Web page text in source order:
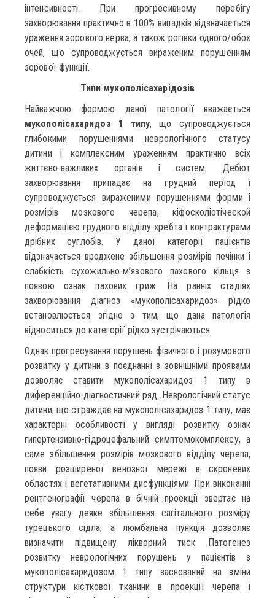
інтенсивності. При прогресивному перебігу
захворювання практично в 100% випадків відзначається
ураження зорового нерва, а також рогівки одного/обох
очей, що супроводжується вираженим порушенням
зорової функції.
Типи мукополісахарідозів
Найважчою формою даної патології вважається
мукополісахаридоз 1 типу, що супроводжується
глибокими порушеннями неврологічного статусу
дитини і комплексним ураженням практично всіх
життєво-важливих органів і систем. Дебют
захворювання припадає на грудний період і
супроводжується вираженими порушеннями форми і
розмірів мозкового черепа, кіфосколіотіческой
деформацією грудного відділу хребта і контрактурами
дрібних суглобів. У даної категорії пацієнтів
відзначається вроджене збільшення розмірів печінки і
слабкість сухожильно-м’язового пахового кільця з
появою ознак пахових гриж. На ранніх стадіях
захворювання діагноз «мукополісахаридоз» рідко
встановлюється згідно з тим, що дана патологія
відноситься до категорії рідко зустрічаються.
Однак прогресування порушень фізичного і розумового
розвитку у дитини в поєднанні з зовнішніми проявами
дозволяє ставити мукополісахаридоз 1 типу в
диференційно-діагностичний ряд. Неврологічний статус
дитини, що страждає на мукополісахаридоз 1 типу, має
характерні особливості у вигляді розвитку ознак
гипертензивно-гідроцефальний симптомокомплексу, а
саме збільшення розмірів мозкового відділу черепа,
появи розширеної венозної мережі в скроневих
областях і вегетативними дисфункціями. При виконанні
рентгенографії черепа в бічній проекції звертає на
себе увагу деяке збільшення сагітального розміру
турецького сідла, а люмбальна пункція дозволяє
визначити підвищену лікворний тиск. Патогенез
розвитку неврологічних порушень у пацієнтів з
мукополісахаридозом 1 типу заснований на зміни
структури кісткової тканини в проекції черепа і